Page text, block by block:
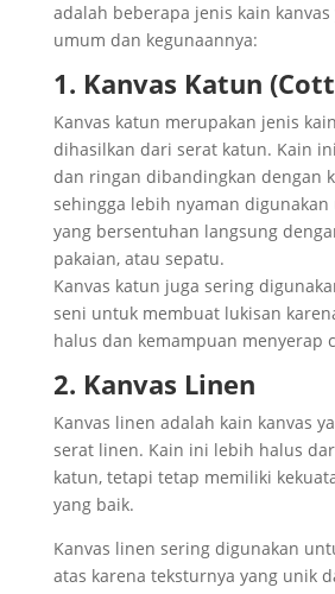
adalah beberapa jenis kain
umum dan kegunaannya:
1. Kanvas Katun
Kanvas katun merupakan jenis
dihasilkan dari serat katun. Kain
dan ringan dibandingkan dengan
sehingga lebih nyaman
yang bersentuhan langsung
pakaian, atau sepatu.
Kanvas katun juga sering
seni untuk membuat lukisan
halus dan kemampuan menyerap
2. Kanvas Linen
Kanvas linen adalah kain kanvas
serat linen. Kain ini lebih halus
katun, tetapi tetap memiliki
yang baik.
Kanvas linen sering digunakan
atas karena teksturnya yang unik